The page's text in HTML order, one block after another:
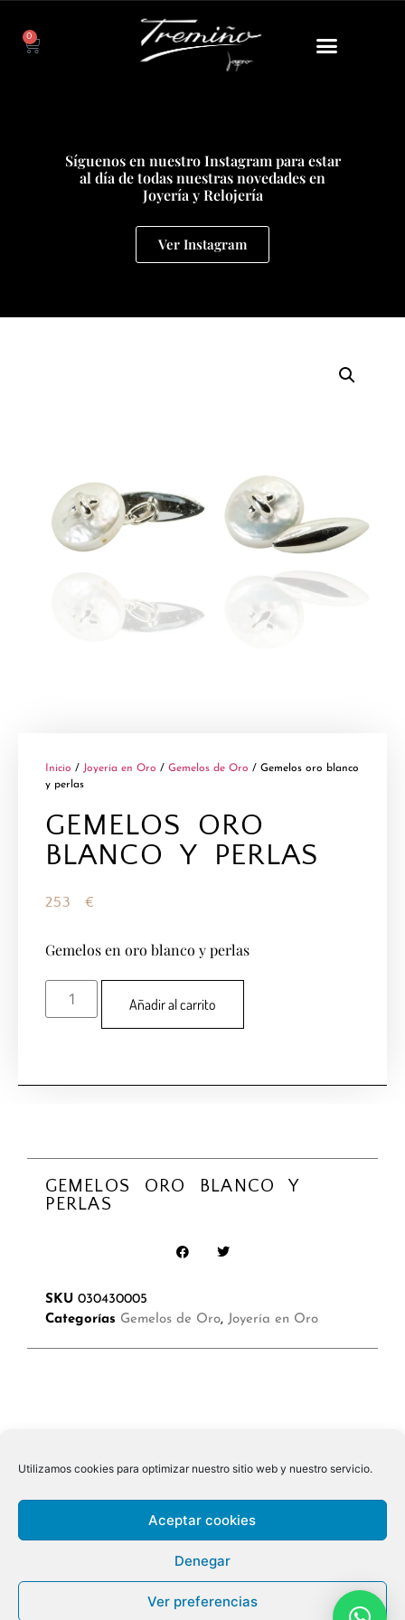
Utilizamos cookies para optimizar nuestro sitio web y nuestro servicio.
Aceptar cookies
Denegar
Ver preferencias
0
Síguenos en nuestro Instagram para estar
al día de todas nuestras novedades en
Joyería y Relojería
Ver Instagram
Inicio / Joyería en Oro / Gemelos de Oro / Gemelos oro blanco
y perlas
GEMELOS ORO
BLANCO Y PERLAS
253€
Gemelos en oro blanco y perlas
Añadir al carrito
GEMELOS ORO BLANCO Y
PERLAS
SKU 030430005
Categorías Gemelos de Oro, Joyería en Oro
© 2026 ALL RIGHTS RESERVED